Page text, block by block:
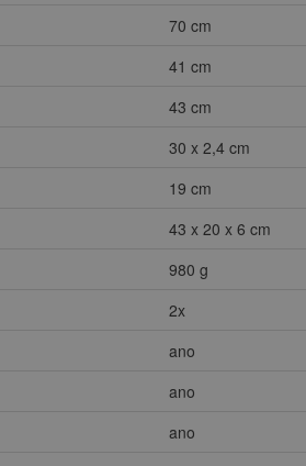
70 cm
41 cm
43 cm
30 x 2,4 cm
19 cm
43 x 20 x 6 cm
980 g
2x
ano
ano
ano